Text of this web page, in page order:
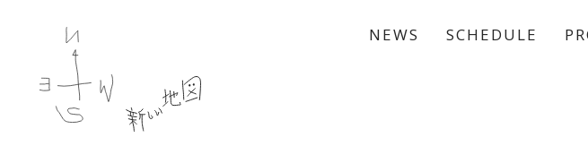
NEWS SCHEDULE